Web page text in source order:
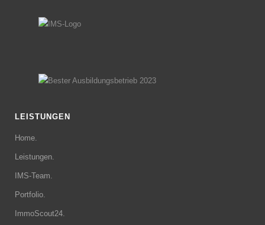
LEISTUNGEN
Home.
Leistungen.
IMS-Team.
Portfolio.
ImmoScout24.